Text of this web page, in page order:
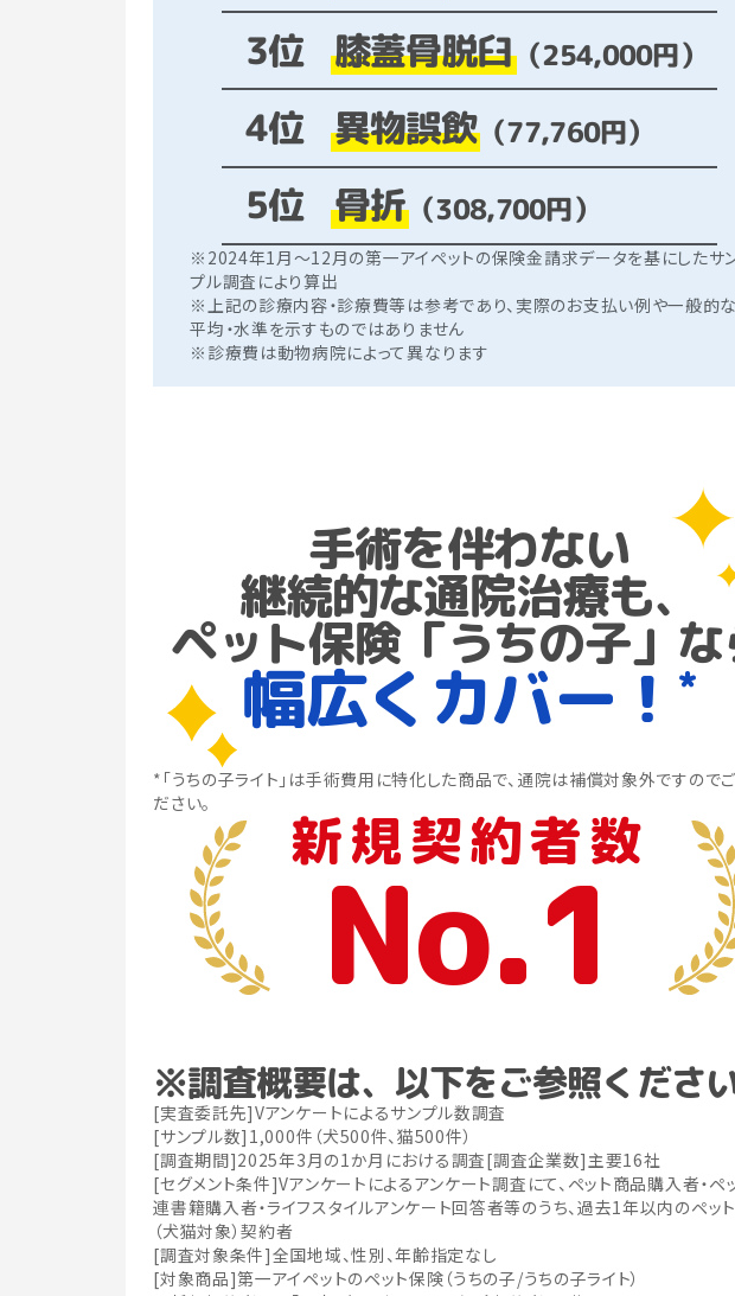
3位 膝蓋骨脱臼（254,000円）
4位 異物誤飲 （77,760円）
5位 骨折 （308,700円）
※2024年1月～12月の第一アイペットの保険金請求データを基にしたサ
プル調査により算出
※上記の診療内容・診療費等は参考であり、実際のお支払い例や一般的
平均・水準を示すものではありません
※診療費は動物病院によって異なります
手術を伴わない
継続的な通院治療も、
ペット保険「うちの子」
幅広くカバー！ *
*「うちの子ライト」は手術費用に特化した商品で、通院は補償対象外ですので
ださい。
新規契約者数
No.1
※調査概要は、以下をご参照くださ
[実査委託先]Vアンケートによるサンプル数調査
[サンプル数]1,000件（犬500件、猫500件）
[調査期間]2025年3月の1か月における調査[調査企業数]主要16社
[セグメント条件]Vアンケートによるアンケート調査にて、ペット商品購入者・ペ
連書籍購入者・ライフスタイルアンケート回答者等のうち、過去1年以内のペッ
（犬猫対象）契約者
[調査対象条件]全国地域、性別、年齢指定なし
[対象商品]第一アイペットのペット保険（うちの子/うちの子ライト）